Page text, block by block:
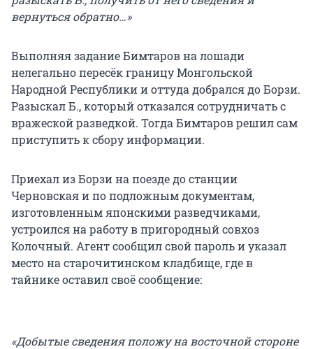
вернуться обратно…»
Выполняя задание Бимтаров на лошади
нелегально пересёк границу Монгольской
Народной Республики и оттуда добрался до Борзи.
Разыскал Б., который отказался сотрудничать с
вражеской разведкой. Тогда Бимтаров решил сам
приступить к сбору информации.
Приехал из Борзи на поезде до станции
Черновская и по подложным документам,
изготовленным японскими разведчиками,
устроился на работу в пригородный совхоз
Колочный. Агент сообщил свой пароль и указал
место на старочитинском кладбище, где в
тайнике оставил своё сообщение:
«Добытые сведения положу на восточной стороне